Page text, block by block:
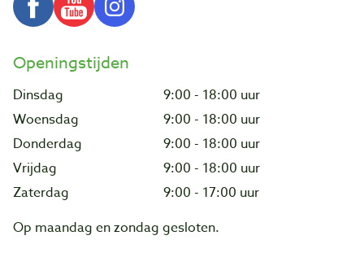
Openingstijden
Dinsdag
9:00 - 18:00 uur
Woensdag
9:00 - 18:00 uur
Donderdag
9:00 - 18:00 uur
Vrijdag
9:00 - 18:00 uur
Zaterdag
9:00 - 17:00 uur
Op maandag en zondag gesloten.